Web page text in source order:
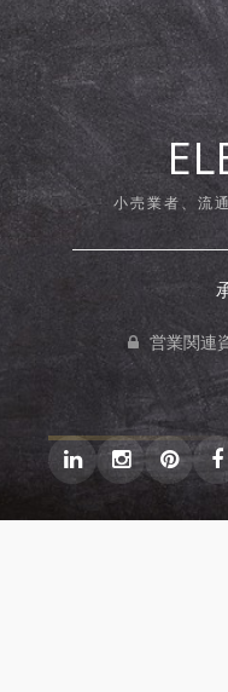
小売業者、流
営業関連